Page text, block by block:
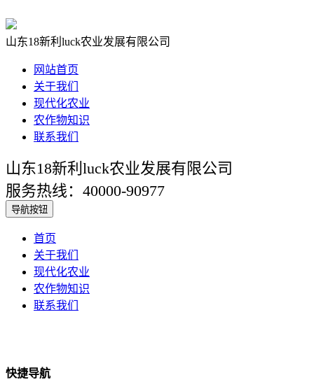
山东18新利luck农业发展有限公司
网站首页
关于我们
现代化农业
农作物知识
联系我们
山东18新利luck农业发展有限公司
服务热线：40000-90977
导航按钮
首页
关于我们
现代化农业
农作物知识
联系我们
快捷导航